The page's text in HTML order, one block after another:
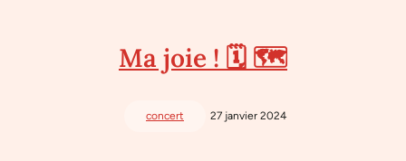
Ma joie ! 🗓 🗺
concert 27 janvier 2024